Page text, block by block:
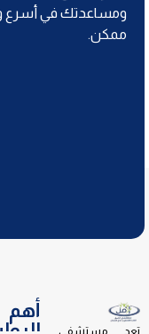
ومساعدتك في
ممكن.
تعد مستشفى
أهم